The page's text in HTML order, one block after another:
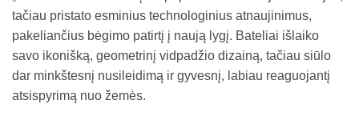
tačiau pristato esminius technologinius atnaujinimus,
pakeliančius bėgimo patirtį į naują lygį. Bateliai išlaiko
savo ikonišką, geometrinį vidpadžio dizainą, tačiau siūlo
dar minkštesnį nusileidimą ir gyvesnį, labiau reaguojantį
atsispyrimą nuo žemės.